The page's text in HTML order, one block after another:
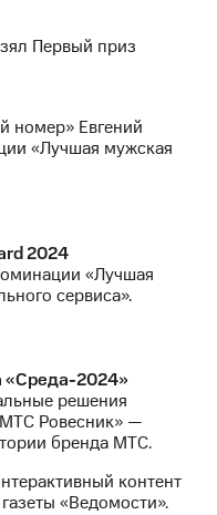
Первый приз
номер» Евгений
«Лучшая мужская
2024
«Лучшая
сервиса».
«Среда-2024»
решения
Ровесник» —
бренда МТС.
контент
«Ведомости».